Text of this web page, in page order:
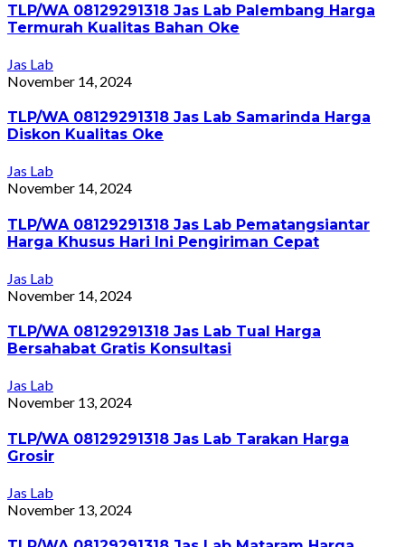
TLP/WA 08129291318 Jas Lab Palembang Harga
Termurah Kualitas Bahan Oke
Jas Lab
November 14, 2024
TLP/WA 08129291318 Jas Lab Samarinda Harga
Diskon Kualitas Oke
Jas Lab
November 14, 2024
TLP/WA 08129291318 Jas Lab Pematangsiantar
Harga Khusus Hari Ini Pengiriman Cepat
Jas Lab
November 14, 2024
TLP/WA 08129291318 Jas Lab Tual Harga
Bersahabat Gratis Konsultasi
Jas Lab
November 13, 2024
TLP/WA 08129291318 Jas Lab Tarakan Harga
Grosir
Jas Lab
November 13, 2024